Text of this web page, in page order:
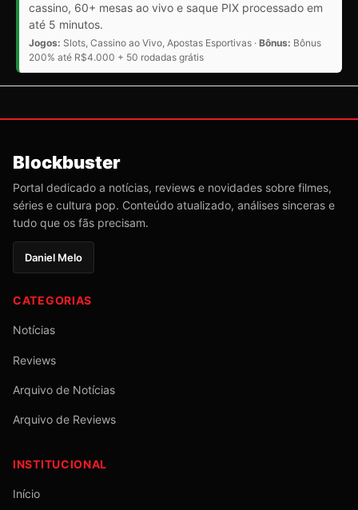
cassino, 60+ mesas ao vivo e saque PIX processado em
até 5 minutos.
Jogos: Slots, Cassino ao Vivo, Apostas Esportivas · Bônus: Bônus
200% até R$4.000 + 50 rodadas grátis
Blockbuster
Portal dedicado a notícias, reviews e novidades sobre filmes,
séries e cultura pop. Conteúdo atualizado, análises sinceras e
tudo que os fãs precisam.
Daniel Melo
CATEGORIAS
Notícias
Reviews
Arquivo de Notícias
Arquivo de Reviews
INSTITUCIONAL
Início